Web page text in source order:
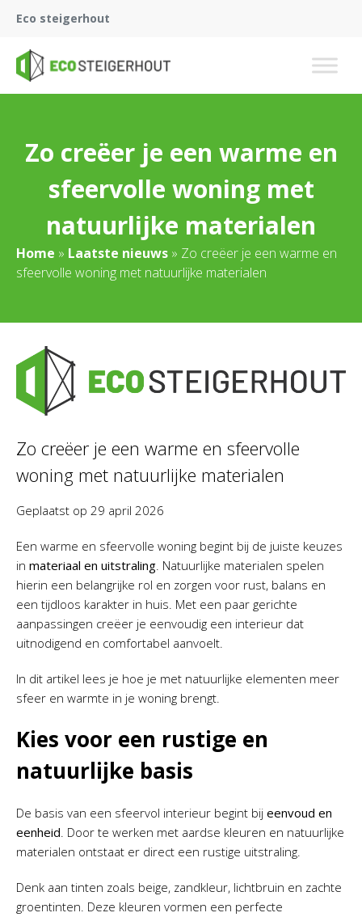
Eco steigerhout
Zo creëer je een warme en
sfeervolle woning met
natuurlijke materialen
Home » Laatste nieuws » Zo creëer je een warme en
sfeervolle woning met natuurlijke materialen
Zo creëer je een warme en sfeervolle
woning met natuurlijke materialen
Geplaatst op 29 april 2026
Een warme en sfeervolle woning begint bij de juiste keuzes
in materiaal en uitstraling . Natuurlijke materialen spelen
hierin een belangrijke rol en zorgen voor rust, balans en
een tijdloos karakter in huis. Met een paar gerichte
aanpassingen creëer je eenvoudig een interieur dat
uitnodigend en comfortabel aanvoelt.
In dit artikel lees je hoe je met natuurlijke elementen meer
sfeer en warmte in je woning brengt.
Kies voor een rustige en
natuurlijke basis
De basis van een sfeervol interieur begint bij eenvoud en
eenheid . Door te werken met aardse kleuren en natuurlijke
materialen ontstaat er direct een rustige uitstraling.
Denk aan tinten zoals beige, zandkleur, lichtbruin en zachte
groentinten. Deze kleuren vormen een perfecte